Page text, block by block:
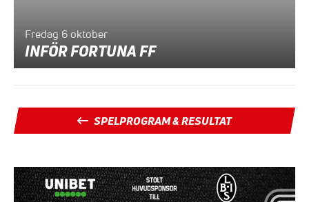
Fredag 6 oktober
INFÖR FORTUNA FF
SPELPROGRAM & RESULTAT